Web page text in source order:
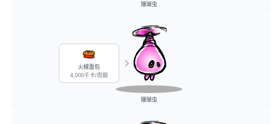
珊瑚虫
火椒面包
4,000千卡/周期
珊瑚虫